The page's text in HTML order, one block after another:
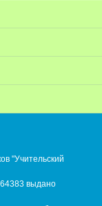
"Учительский
выдано